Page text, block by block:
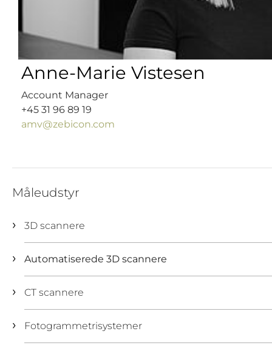
Anne-Marie Vistesen
Account Manager
+45 31 96 89 19
amv@zebicon.com
Måleudstyr
3D scannere
Automatiserede 3D scannere
CT scannere
Fotogrammetrisystemer